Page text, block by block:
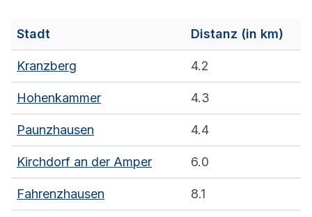
Stadt Distanz (in km)
Kranzberg 4.2
Hohenkammer 4.3
Paunzhausen 4.4
Kirchdorf an der Amper 6.0
Fahrenzhausen 8.1